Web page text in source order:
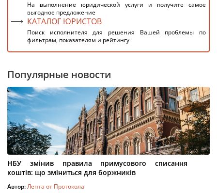
На выполнение юридической услуги и получите самое
выгодное предложение
КАТАЛОГ ЮРИСТОВ
Поиск исполнителя для решения Вашей проблемы по
фильтрам, показателям и рейтингу
Популярные новости
НБУ змінив правила примусового списання
коштів: що зміниться для боржників
Автор:Лента от Протокола